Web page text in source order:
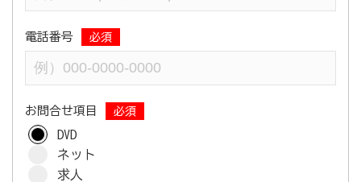
電話番号 必須
お問合せ項目 必須
DVD
ネット
求人